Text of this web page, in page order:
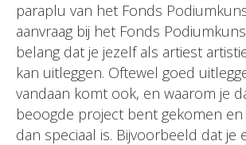
paraplu van het Fonds
aanvraag bij het Fonds
belang dat je jezelf als artiest
kan uitleggen. Oftewel goed
vandaan komt ook, en waarom je
beoogde project bent gekomen
dan speciaal is. Bijvoorbeeld dat je